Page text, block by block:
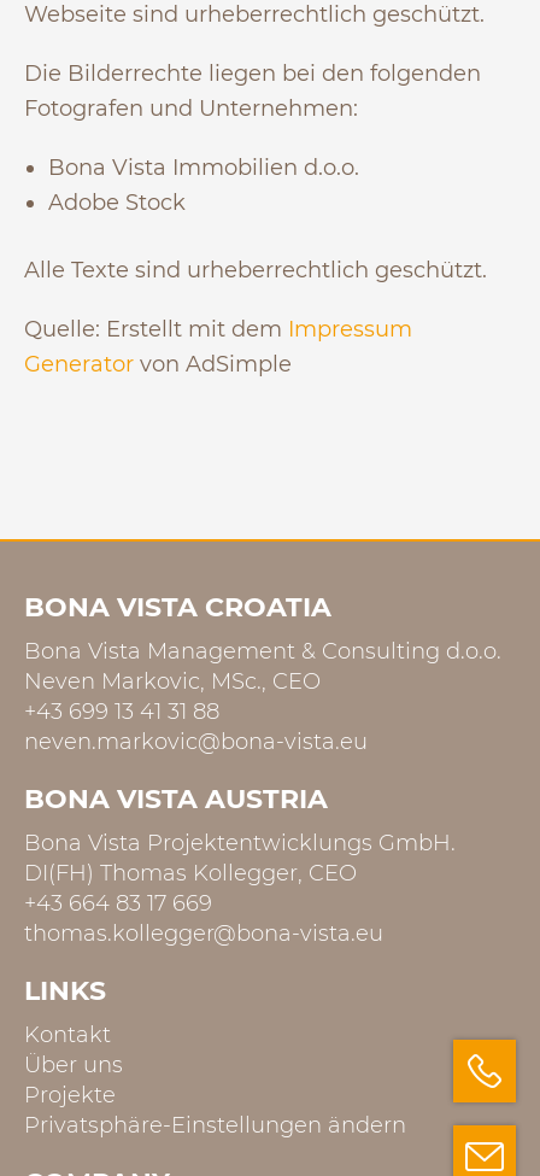
Webseite sind urheberrechtlich geschützt.
Die Bilderrechte liegen bei den folgenden
Fotografen und Unternehmen:
Bona Vista Immobilien d.o.o.
Adobe Stock
Alle Texte sind urheberrechtlich geschützt.
Quelle: Erstellt mit dem Impressum
Generator von AdSimple
BONA VISTA CROATIA
Bona Vista Management & Consulting d.o.o.
Neven Markovic, MSc., CEO
+43 699 13 41 31 88
neven.markovic@bona-vista.eu
BONA VISTA AUSTRIA
Bona Vista Projektentwicklungs GmbH.
DI(FH) Thomas Kollegger, CEO
+43 664 83 17 669
thomas.kollegger@bona-vista.eu
LINKS
Kontakt
Über uns
Projekte
Privatsphäre-Einstellungen ändern